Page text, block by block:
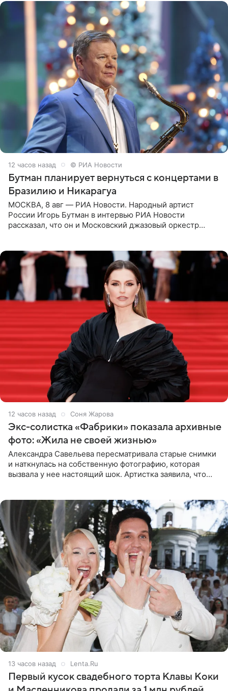
12 часов назад © РИА Новости
Бутман планирует вернуться с концертами в
Бразилию и Никарагуа
МОСКВА, 8 авг — РИА Новости. Народный артист
России Игорь Бутман в интервью РИА Новости
рассказал, что он и Московский джазовый оркестр
12 часов назад Соня Жарова
Экс-солистка «Фабрики» показала архивные
фото: «Жила не своей жизнью»
Александра Савельева пересматривала старые снимки
и наткнулась на собственную фотографию, которая
вызвала у нее настоящий шок. Артистка заявила, что
13 часов назад Lenta.Ru
Первый кусок свадебного торта Клавы Коки